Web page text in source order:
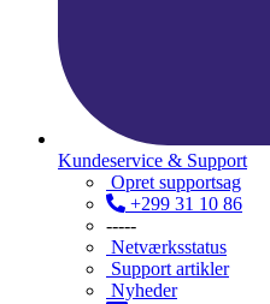
Kundeservice & Support
Opret supportsag
+299 31 10 86
-----
Netværksstatus
Support artikler
Nyheder